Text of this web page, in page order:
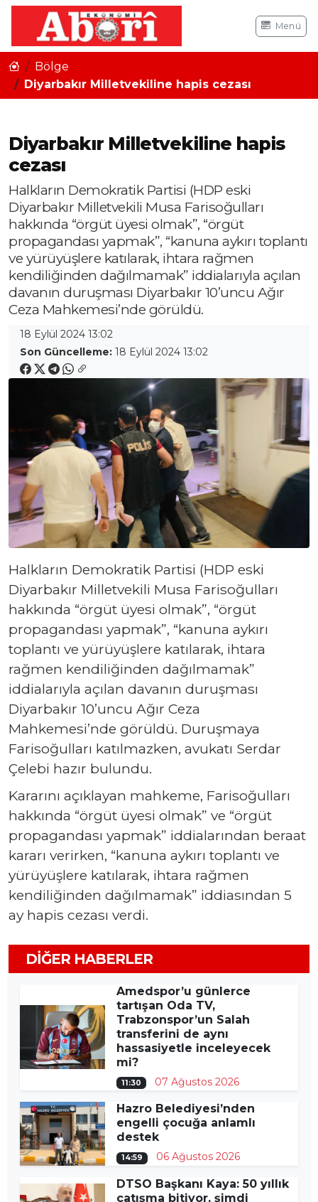
Menü
Bölge
Diyarbakır Milletvekiline hapis cezası
Diyarbakır Milletvekiline hapis
cezası
Halkların Demokratik Partisi (HDP eski
Diyarbakır Milletvekili Musa Farisoğulları
hakkında “örgüt üyesi olmak”, “örgüt
propagandası yapmak”, “kanuna aykırı toplantı
ve yürüyüşlere katılarak, ihtara rağmen
kendiliğinden dağılmamak” iddialarıyla açılan
davanın duruşması Diyarbakır 10’uncu Ağır
Ceza Mahkemesi’nde görüldü.
18 Eylül 2024 13:02
Son Güncelleme: 18 Eylül 2024 13:02
Halkların Demokratik Partisi (HDP eski
Diyarbakır Milletvekili Musa Farisoğulları
hakkında “örgüt üyesi olmak”, “örgüt
propagandası yapmak”, “kanuna aykırı
toplantı ve yürüyüşlere katılarak, ihtara
rağmen kendiliğinden dağılmamak”
iddialarıyla açılan davanın duruşması
Diyarbakır 10’uncu Ağır Ceza
Mahkemesi’nde görüldü. Duruşmaya
Farisoğulları katılmazken, avukatı Serdar
Çelebi hazır bulundu.
Kararını açıklayan mahkeme, Farisoğulları
hakkında “örgüt üyesi olmak” ve “örgüt
propagandası yapmak” iddialarından beraat
kararı verirken, “kanuna aykırı toplantı ve
yürüyüşlere katılarak, ihtara rağmen
kendiliğinden dağılmamak” iddiasından 5
ay hapis cezası verdi.
DIĞER HABERLER
Amedspor’u günlerce
tartışan Oda TV,
Trabzonspor’un Salah
transferini de aynı
hassasiyetle inceleyecek
mi?
11:30 07 Ağustos 2026
Hazro Belediyesi’nden
engelli çocuğa anlamlı
destek
14:59 06 Ağustos 2026
DTSO Başkanı Kaya: 50 yıllık
çatışma bitiyor, şimdi